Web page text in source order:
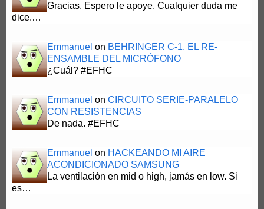
Gracias. Espero le apoye. Cualquier duda me
dice.…
Emmanuel on BEHRINGER C-1, EL RE-
ENSAMBLE DEL MICRÓFONO
¿Cuál? #EFHC
Emmanuel on CIRCUITO SERIE-PARALELO
CON RESISTENCIAS
De nada. #EFHC
Emmanuel on HACKEANDO MI AIRE
ACONDICIONADO SAMSUNG
La ventilación en mid o high, jamás en low. Si
es…